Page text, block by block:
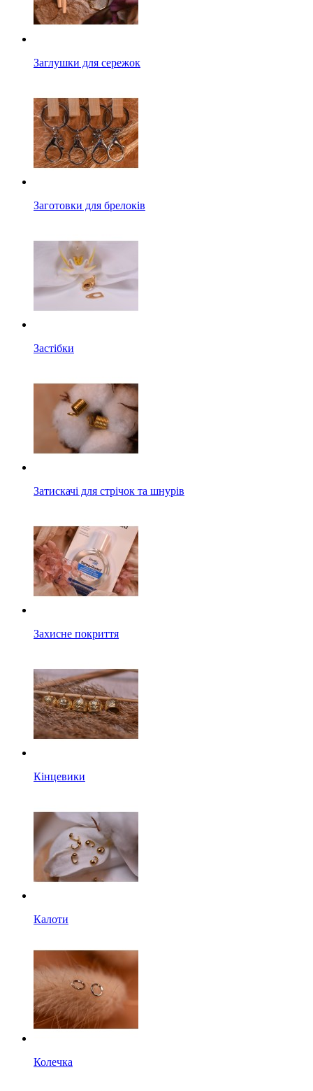
Заглушки для сережок
Заготовки для брелоків
Застібки
Затискачі для стрічок та шнурів
Захисне покриття
Кінцевики
Калоти
Колечка